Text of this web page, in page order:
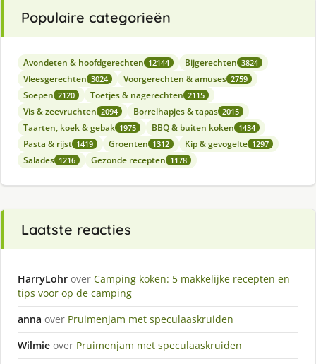
Populaire categorieën
Avondeten & hoofdgerechten 12144 Bijgerechten 3824
Vleesgerechten 3024 Voorgerechten & amuses 2759
Soepen 2120 Toetjes & nagerechten 2115
Vis & zeevruchten 2094 Borrelhapjes & tapas 2015
Taarten, koek & gebak 1975 BBQ & buiten koken 1434
Pasta & rijst 1419 Groenten 1312 Kip & gevogelte 1297
Salades 1216 Gezonde recepten 1178
Laatste reacties
HarryLohr over Camping koken: 5 makkelijke recepten en
tips voor op de camping
anna over Pruimenjam met speculaaskruiden
Wilmie over Pruimenjam met speculaaskruiden